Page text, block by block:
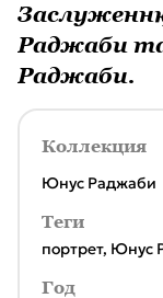
Раджаби
Раджаби.
Коллекция
Юнус Раджаби
Теги
портрет, Юнус
Год